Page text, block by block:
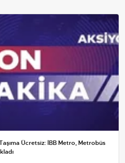
Ücretsiz: İBB Metro, Metrobüs